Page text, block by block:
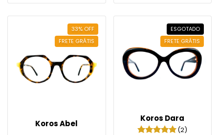
33% OFF
FRETE GRÁTIS
Koros Abel
ESGOTADO
FRETE GRÁTIS
Koros Dara
(2)